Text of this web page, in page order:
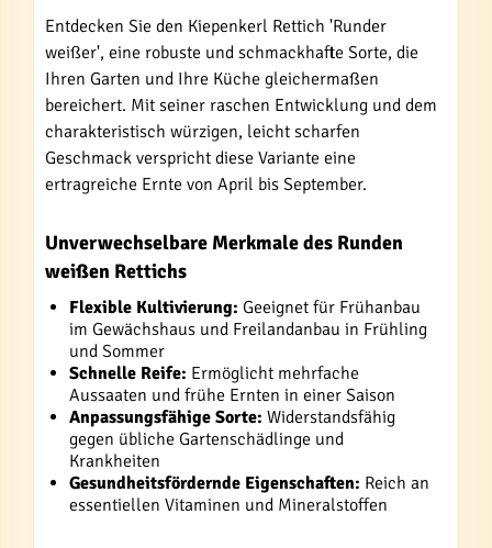
Entdecken Sie den Kiepenkerl Rettich 'Runder
weißer', eine robuste und schmackhafte Sorte, die
Ihren Garten und Ihre Küche gleichermaßen
bereichert. Mit seiner raschen Entwicklung und dem
charakteristisch würzigen, leicht scharfen
Geschmack verspricht diese Variante eine
ertragreiche Ernte von April bis September.
Unverwechselbare Merkmale des Runden
weißen Rettichs
Flexible Kultivierung: Geeignet für Frühanbau
im Gewächshaus und Freilandanbau in Frühling
und Sommer
Schnelle Reife: Ermöglicht mehrfache
Aussaaten und frühe Ernten in einer Saison
Anpassungsfähige Sorte: Widerstandsfähig
gegen übliche Gartenschädlinge und
Krankheiten
Gesundheitsfördernde Eigenschaften: Reich an
essentiellen Vitaminen und Mineralstoffen